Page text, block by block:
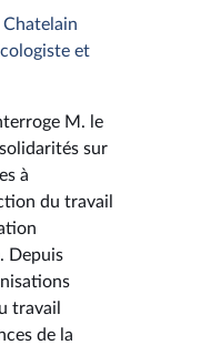
et
M. le
sur
à
du travail
Depuis
travail
de la